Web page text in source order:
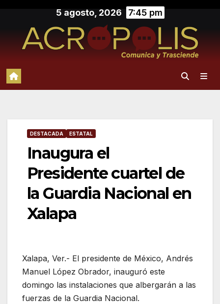
contenido
5 agosto, 2026 7:45 pm
DESTACADA ESTATAL
Inaugura el
Presidente cuartel de
la Guardia Nacional en
Xalapa
Xalapa, Ver.- El presidente de México, Andrés
Manuel López Obrador, inauguró este
domingo las instalaciones que albergarán a las
fuerzas de la Guardia Nacional.